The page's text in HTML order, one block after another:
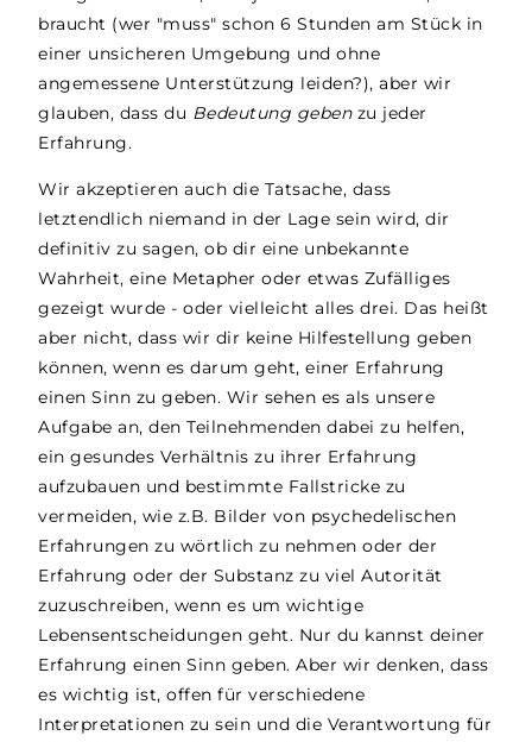
braucht (wer "muss" schon 6 Stunden am Stück in
einer unsicheren Umgebung und ohne
angemessene Unterstützung leiden?), aber wir
glauben, dass du Bedeutung gebenzu jeder
Erfahrung.
Wir akzeptieren auch die Tatsache, dass
letztendlich niemand in der Lage sein wird, dir
definitiv zu sagen, ob dir eine unbekannte
Wahrheit, eine Metapher oder etwas Zufälliges
gezeigt wurde - oder vielleicht alles drei. Das heißt
aber nicht, dass wir dir keine Hilfestellung geben
können, wenn es darum geht, einer Erfahrung
einen Sinn zu geben. Wir sehen es als unsere
Aufgabe an, den Teilnehmenden dabei zu helfen,
ein gesundes Verhältnis zu ihrer Erfahrung
aufzubauen und bestimmte Fallstricke zu
vermeiden, wie z.B. Bilder von psychedelischen
Erfahrungen zu wörtlich zu nehmen oder der
Erfahrung oder der Substanz zu viel Autorität
zuzuschreiben, wenn es um wichtige
Lebensentscheidungen geht. Nur du kannst deiner
Erfahrung einen Sinn geben. Aber wir denken, dass
es wichtig ist, offen für verschiedene
Interpretationen zu sein und die Verantwortung für